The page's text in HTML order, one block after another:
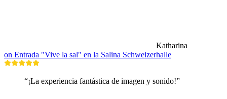
Katharina
on Entrada "Vive la sal" en la Salina Schweizerhalle
“¡La experiencia fantástica de imagen y sonido!”